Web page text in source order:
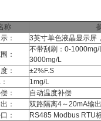
称
：
3英寸单色液晶显示屏
：
不带刮刷：0-
3000mg/L
：
±2%F.S
1mg/L
：
自动温度补偿
：
双路隔离4～20mA输
：
RS485 Modbus RTU